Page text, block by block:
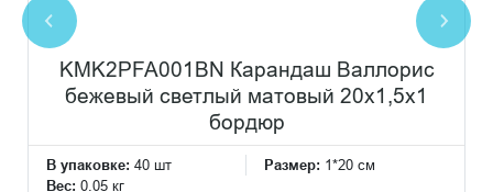
KMK2PFA001BN Карандаш Валлорис
бежевый светлый матовый 20x1,5x1
бордюр
В упаковке: 40 шт Размер: 1*20 см
Вес: 0.05 кг